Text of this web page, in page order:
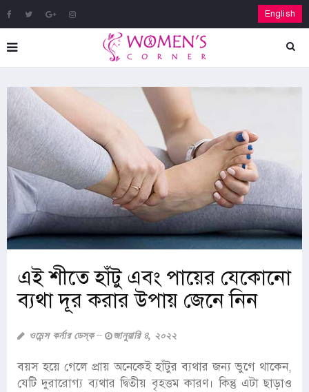
English
এই শীতে হাঁটু এবং পায়ের যেকোনো
ব্যথা দূর করার উপায় জেনে নিন
ওমেন্স কর্নার ডেস্ক জানুয়ারি ৪, ২০২২
বয়স হয়ে গেলে প্রায় অনেকেই হাঁটুর ব্যথার জন্য ভুগে থাকেন,
যেটি দুরারোগ্য ব্যথার দ্বিতীয় বৃহত্তম কারণ। কিন্তু এটা ছাড়াও